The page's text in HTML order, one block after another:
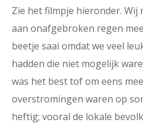
Zie het filmpje hieronder. Wij
aan onafgebroken regen
beetje saai omdat we veel
hadden die niet mogelijk
was het best tof om eens
overstromingen waren op
heftig; vooral de lokale